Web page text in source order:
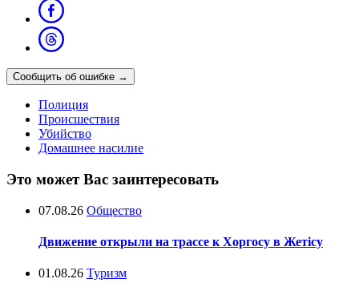
Сообщить об ошибке →
Полиция
Происшествия
Убийство
Домашнее насилие
Это может Вас заинтересовать
07.08.26 Общество
Движение открыли на трассе к Хоргосу в Жетісу
01.08.26 Туризм